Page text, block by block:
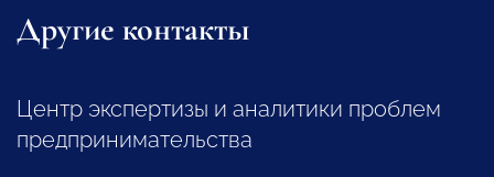
Другие контакты
Центр экспертизы и аналитики проблем
предпринимательства